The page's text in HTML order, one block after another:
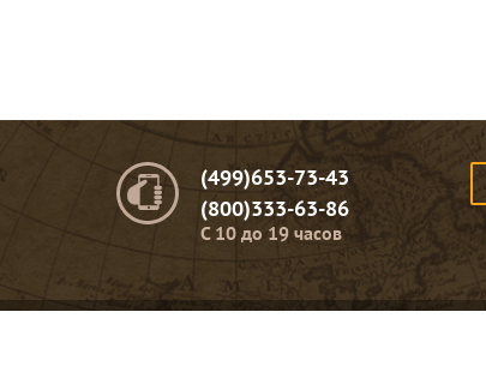
(499)653-73-43
(800)333-63-86
C 10 до 19 часов